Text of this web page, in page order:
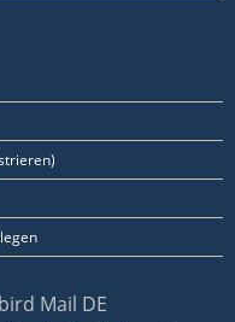
Mail DE